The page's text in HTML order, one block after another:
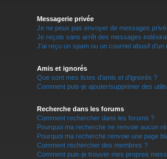
Messagerie privée
Je ne peux pas envoyer de messages
Je reçois sans arrêt des messages
J’ai reçu un spam ou un courriel abusif
Amis et ignorés
Que sont mes listes d’amis et d’ignorés ?
Comment puis-je ajouter/supprimer des
Recherche dans les forums
Comment rechercher dans les forums ?
Pourquoi ma recherche ne renvoie aucun
Pourquoi ma recherche renvoie une page
Comment rechercher des membres ?
Comment puis-je trouver mes propres